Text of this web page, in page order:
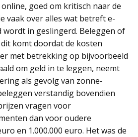
goed om kritisch naar de
vaak over alles wat betreft e-
wordt in geslingerd. Beleggen of
komt doordat de kosten
met betrekking op bijvoorbeeld
om geld in te leggen, neemt
als gevolg van zonne-
verstandig bovendien
vragen voor
dan voor oudere
en 1.000.000 euro. Het was de